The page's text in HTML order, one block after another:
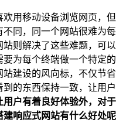
移动设备浏览网页，但
不同，同一个网站很难为
站则解决了这些难题，可
为每个终端做一个特定
站建设的风向标，不仅节
到的东西保持一致，让用
有着良好体验外，对于
响应式网站有什么好处